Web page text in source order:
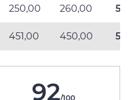
250,00 260,00
451,00 450,00
92/100